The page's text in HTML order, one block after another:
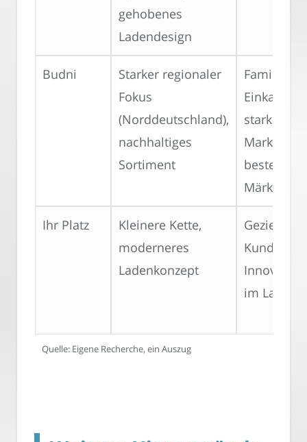
gehobenes
Ladendesign
Budni
Starker regionaler
Fokus
(Norddeutschland),
nachhaltiges
Sortiment
Familiäres
starke
Märkten
Ihr Platz
Kleinere Kette,
moderneres
Ladenkonzept
Gezielte
im
Quelle: Eigene Recherche, ein Auszug